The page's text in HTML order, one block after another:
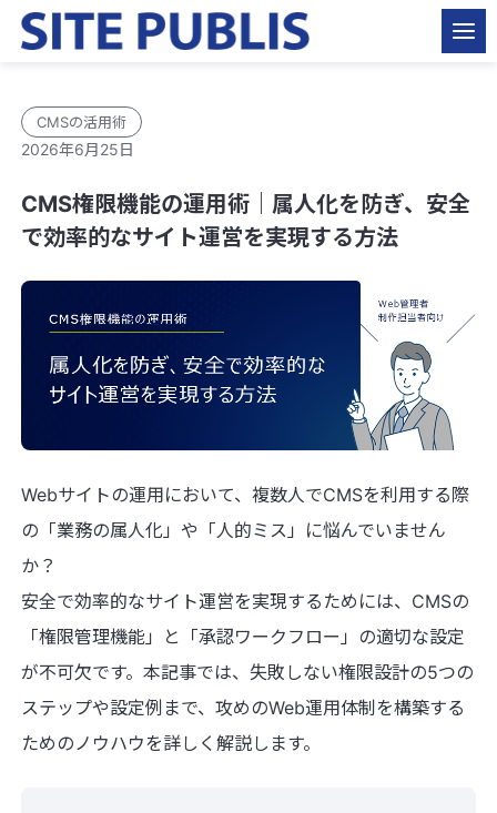
CMSの活用術
2026年6月25日
CMS権限機能の運用術｜属人化を防ぎ、安全
で効率的なサイト運営を実現する方法
Webサイトの運用において、複数人でCMSを利用する際
の「業務の属人化」や「人的ミス」に悩んでいません
か？
安全で効率的なサイト運営を実現するためには、CMSの
「権限管理機能」と「承認ワークフロー」の適切な設定
が不可欠です。本記事では、失敗しない権限設計の5つの
ステップや設定例まで、攻めのWeb運用体制を構築する
ためのノウハウを詳しく解説します。